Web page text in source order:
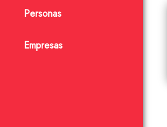
Personas
Empresas